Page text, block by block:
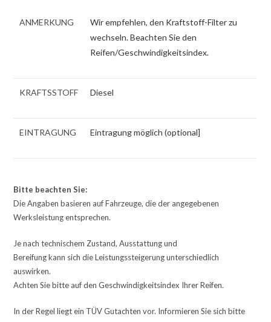
ANMERKUNG
Wir empfehlen, den Kraftstoff-Filter zu
wechseln. Beachten Sie den
Reifen/Geschwindigkeitsindex.
KRAFTSSTOFF Diesel
EINTRAGUNG Eintragung möglich (optional]
Bitte beachten Sie:
Die Angaben basieren auf Fahrzeuge, die der angegebenen
Werksleistung entsprechen.
Je nach technischem Zustand, Ausstattung und
Bereifung kann sich die Leistungssteigerung unterschiedlich
auswirken.
Achten Sie bitte auf den Geschwindigkeitsindex Ihrer Reifen.
In der Regel liegt ein TÜV Gutachten vor. Informieren Sie sich bitte